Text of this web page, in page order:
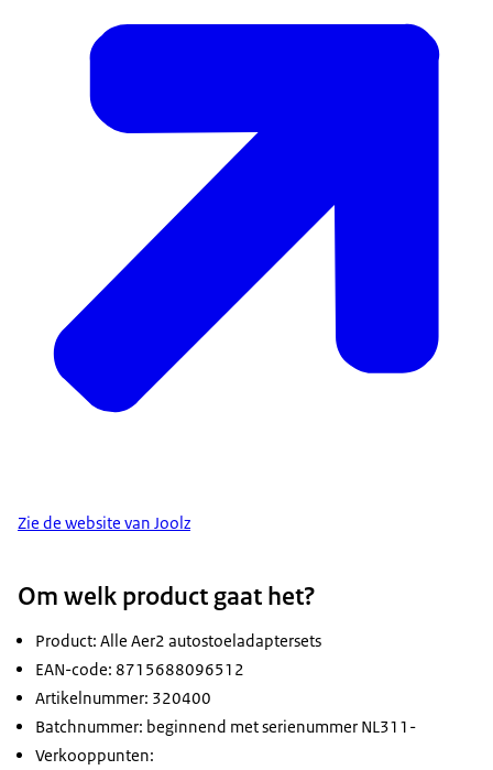
Zie de website van Joolz
Om welk product gaat het?
Product: Alle Aer2 autostoeladaptersets
EAN-code: 8715688096512
Artikelnummer: 320400
Batchnummer: beginnend met serienummer NL311-
Verkooppunten: